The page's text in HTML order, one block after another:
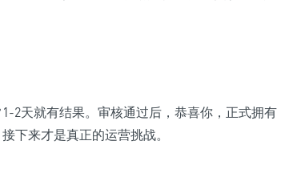
2天就有结果。审核通过后，恭喜你，正式拥有
下来才是真正的运营挑战。